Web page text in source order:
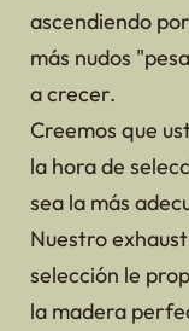
ascendiendo
más nudos
a crecer.
Creemos que
la hora de
sea la más
Nuestro
selección le
la madera